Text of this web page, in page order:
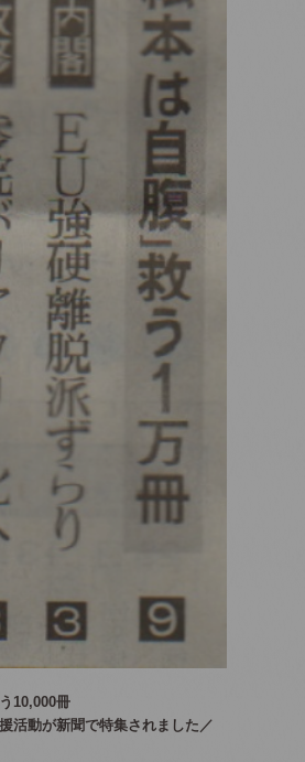
10,000冊
活動が新聞で特集されました／